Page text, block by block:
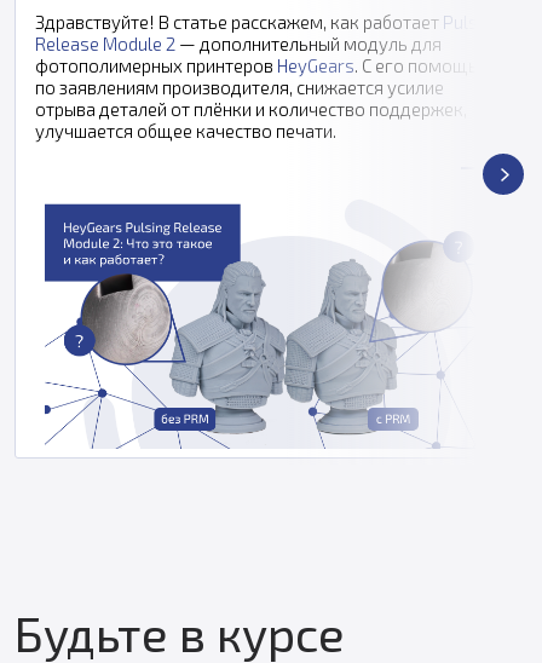
Здравствуйте! В статье расскажем, как работает Pulsing
Release Module 2 — дополнительный модуль для
фотополимерных принтеров HeyGears. С его помощью,
по заявлениям производителя, снижается усилие
отрыва деталей от плёнки и количество поддержек,
улучшается общее качество печати.
Будьте в курсе